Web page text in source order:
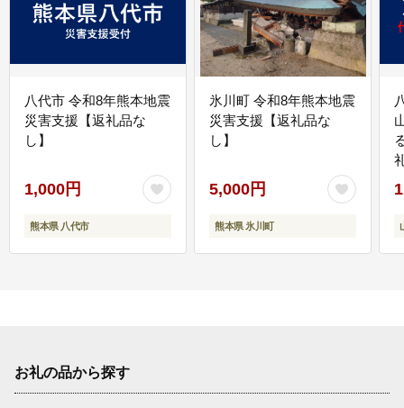
八代市 令和8年熊本地震
災害支援【返礼品な
し】
1,000円
熊本県 八代市
氷川町 令和8年熊本地震
災害支援【返礼品な
し】
5,000円
熊本県 氷川町
お礼の品から探す